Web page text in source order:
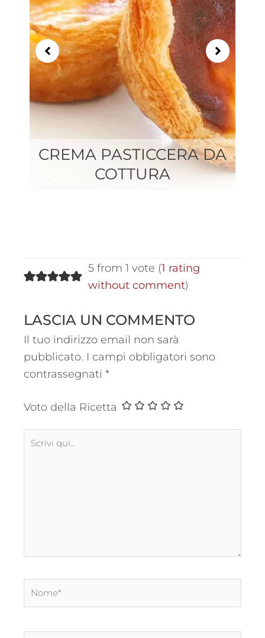
CREMA PASTICCERA DA
COTTURA
5 from 1 vote (1 rating
without comment)
LASCIA UN COMMENTO
Il tuo indirizzo email non sarà
pubblicato. I campi obbligatori sono
contrassegnati *
Voto della Ricetta
Scrivi
Nome*